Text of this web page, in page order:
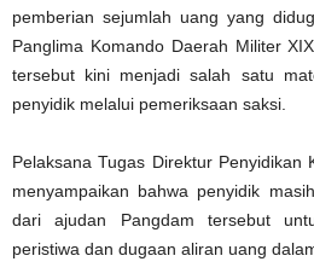
pemberian sejumlah uang yang
Panglima Komando Daerah Militer
tersebut kini menjadi salah satu
penyidik melalui pemeriksaan saksi.
Pelaksana Tugas Direktur Penyidikan
menyampaikan bahwa penyidik
dari ajudan Pangdam tersebut
peristiwa dan dugaan aliran uang